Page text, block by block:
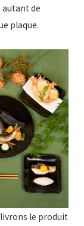
autant de
plaque.
le produit